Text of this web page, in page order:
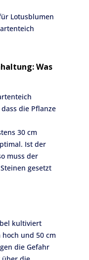
Lotusblumen
Was
die Pflanze
30 cm
Ist der
muss der
gesetzt
kultiviert
und 50 cm
die Gefahr